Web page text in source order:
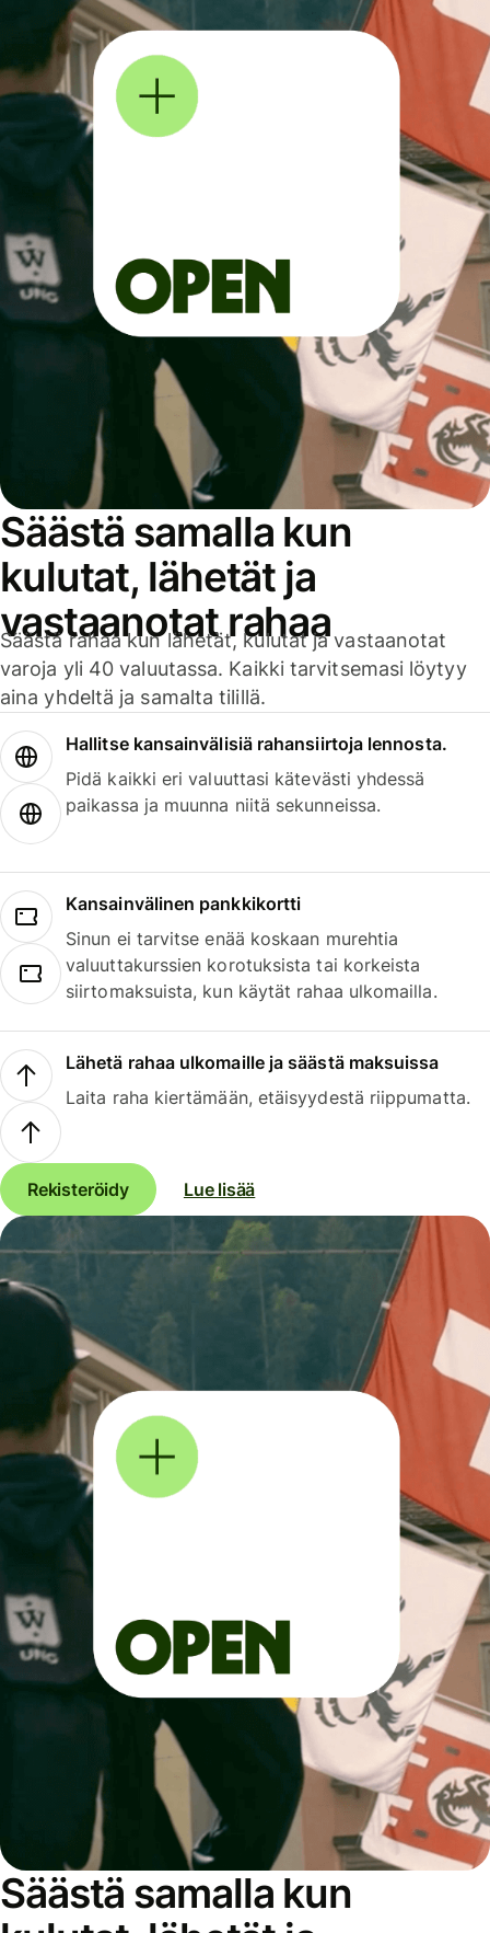
Säästä samalla kun
kulutat, lähetät ja
vastaanotat rahaa
Säästä rahaa kun lähetät, kulutat ja vastaanotat
varoja yli 40 valuutassa. Kaikki tarvitsemasi löytyy
aina yhdeltä ja samalta tilillä.
Hallitse kansainvälisiä rahansiirtoja lennosta.
Pidä kaikki eri valuuttasi kätevästi yhdessä
paikassa ja muunna niitä sekunneissa.
Kansainvälinen pankkikortti
Sinun ei tarvitse enää koskaan murehtia
valuuttakurssien korotuksista tai korkeista
siirtomaksuista, kun käytät rahaa ulkomailla.
Lähetä rahaa ulkomaille ja säästä maksuissa
Laita raha kiertämään, etäisyydestä riippumatta.
Rekisteröidy Lue lisää
Säästä samalla kun